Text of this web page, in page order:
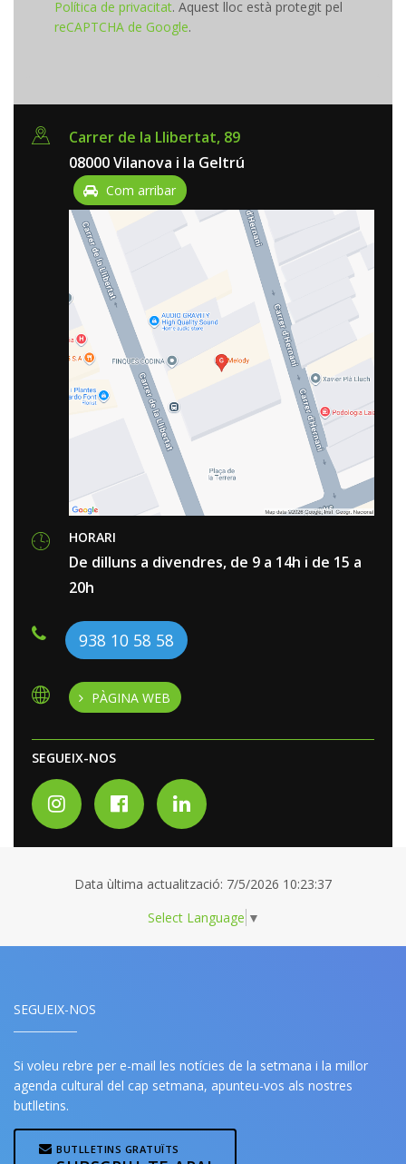
Política de privacitat. Aquest lloc està protegit pel
reCAPTCHA de Google.
Carrer de la Llibertat, 89
08000 Vilanova i la Geltrú
Com arribar
HORARI
De dilluns a divendres, de 9 a 14h i de 15 a
20h
938 10 58 58
PÀGINA WEB
SEGUEIX-NOS
Data ùltima actualització: 7/5/2026 10:23:37
Select Language ▼
SEGUEIX-NOS
Si voleu rebre per e-mail les notícies de la setmana i la millor
agenda cultural del cap setmana, apunteu-vos als nostres
butlletins.
BUTLLETINS GRATUÏTS